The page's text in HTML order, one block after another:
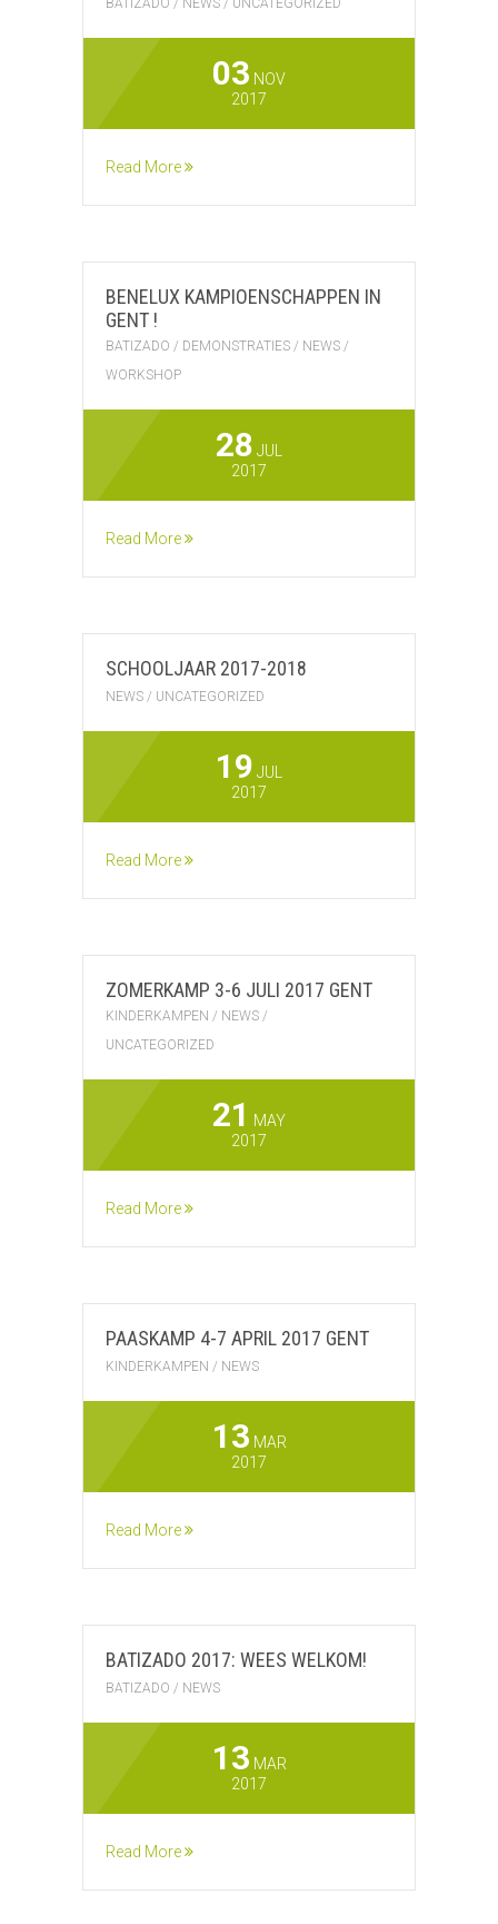
BATIZADO / NEWS / UNCATEGORIZED
03 NOV
2017
Read More
BENELUX KAMPIOENSCHAPPEN IN
GENT !
BATIZADO / DEMONSTRATIES / NEWS /
WORKSHOP
28 JUL
2017
Read More
SCHOOLJAAR 2017-2018
NEWS / UNCATEGORIZED
19 JUL
2017
Read More
ZOMERKAMP 3-6 JULI 2017 GENT
KINDERKAMPEN / NEWS /
UNCATEGORIZED
21 MAY
2017
Read More
PAASKAMP 4-7 APRIL 2017 GENT
KINDERKAMPEN / NEWS
13 MAR
2017
Read More
BATIZADO 2017: WEES WELKOM!
BATIZADO / NEWS
13 MAR
2017
Read More